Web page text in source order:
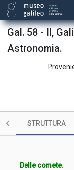
Gal. 58 - II,
Astronomia.
STRUTTURA
Delle comete.